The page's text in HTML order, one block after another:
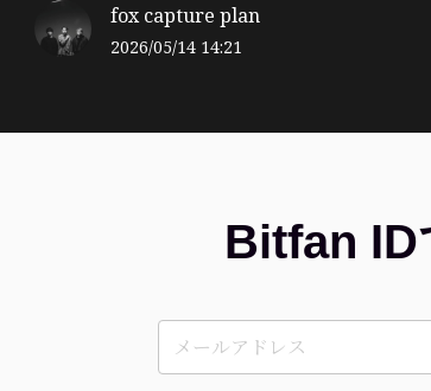
fox capture plan
2026/05/14 14:21
Bitfan ID